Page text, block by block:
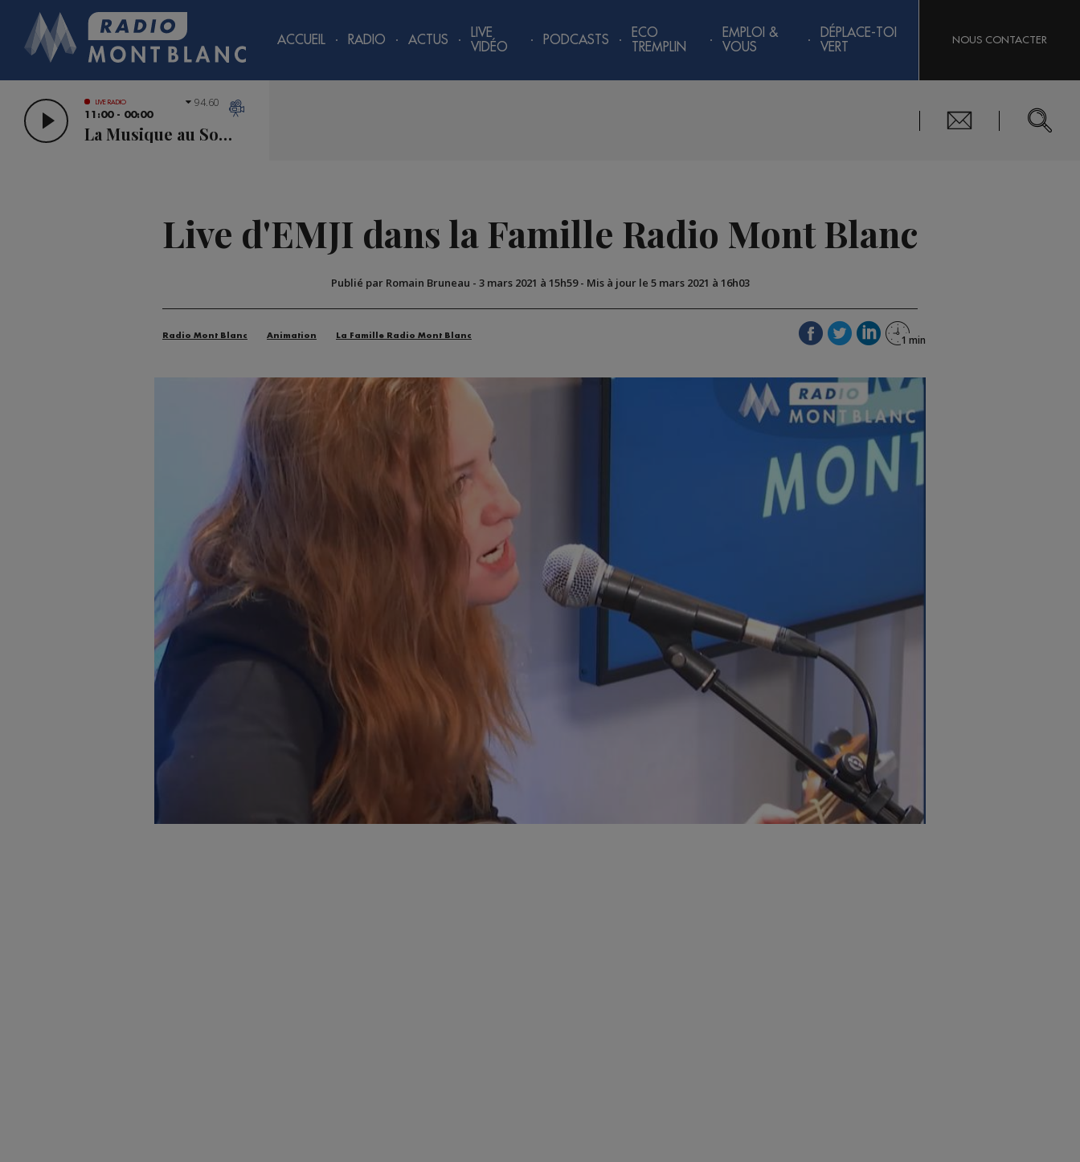
ACCUEIL RADIO ACTUS
LIVE
VIDÉO
PODCASTS
ECO
TREMPLIN
EMPLOI &
VOUS
DÉPLACE-TOI
VERT
NOUS CONTACTER
LIVE RADIO
11:00 - 00:00
La Musique au Sommet
94.60
Live d'EMJI dans la Famille Radio Mont Blanc
Publié par Romain Bruneau - 3 mars 2021 à 15h59- Mis à jour le 5 mars 2021 à 16h03
Radio Mont Blanc Animation La Famille Radio Mont Blanc